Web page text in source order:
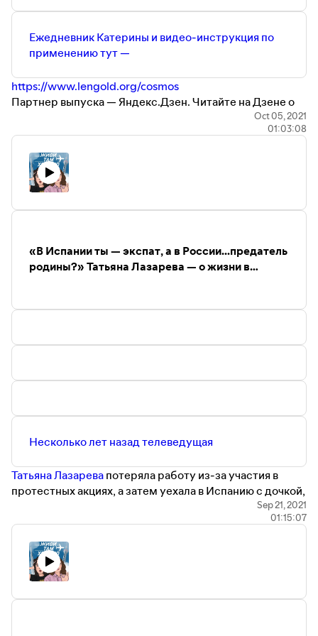
Телеграм-канал Даши Жук —https://t.me/dashabeatle
Ежедневник Катерины и видео-инструкция по
применению тут —
https://www.lengold.org/cosmos
Партнер выпуска — Яндекс.Дзен. Читайте на Дзене о
путешествиях по России! Блог Елены Лисейкиной
«Путешествия с фотокамерой» можно найти тут
Поддержать нас на Patreon можно тут
https://www.patreon.com/Jivi_Xorosho
Приходите к нам в инстаграм и делитесь своими
историями —https://www.instagram.com/jivi_horosho/
https://t.me/Jivi_xorosho
Инстаграм Даши Жук —
Телеграм-канал Даши Жук —
Oct 05, 2021
01:03:08
«В Испании ты — экспат, а в России...предатель
родины?» Татьяна Лазарева — о жизни в
Несколько лет назад телеведущая
Татьяна Лазаревапотеряла работу из-за участия в
протестных акциях, а затем уехала в Испанию с дочкой,
и с тех пор она проводит там существенную часть
своего времени. Татьяна не называет этот формат
каково это — жить на две страны. А еще
расспрашиваем, почему дети Лазаревой получают
среднее образование в Англии, а не в России и
обсуждаем, как опыт жизни в другой стране меняет ее
Sep 21, 2021
01:15:07